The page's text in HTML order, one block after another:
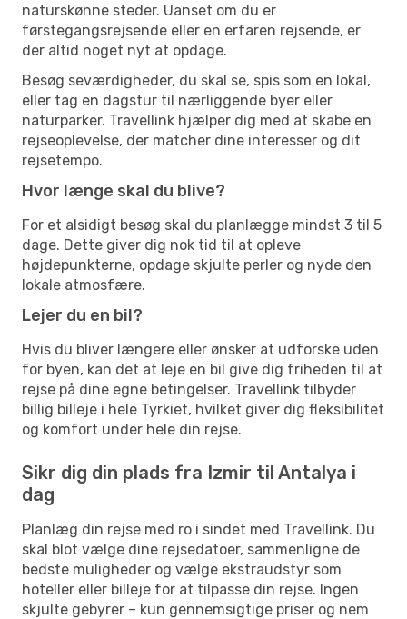
naturskønne steder. Uanset om du er
førstegangsrejsende eller en erfaren rejsende, er
der altid noget nyt at opdage.
Besøg seværdigheder, du skal se, spis som en lokal,
eller tag en dagstur til nærliggende byer eller
naturparker. Travellink hjælper dig med at skabe en
rejseoplevelse, der matcher dine interesser og dit
rejsetempo.
Hvor længe skal du blive?
For et alsidigt besøg skal du planlægge mindst 3 til 5
dage. Dette giver dig nok tid til at opleve
højdepunkterne, opdage skjulte perler og nyde den
lokale atmosfære.
Lejer du en bil?
Hvis du bliver længere eller ønsker at udforske uden
for byen, kan det at leje en bil give dig friheden til at
rejse på dine egne betingelser. Travellink tilbyder
billig billeje i hele Tyrkiet, hvilket giver dig fleksibilitet
og komfort under hele din rejse.
Sikr dig din plads fra Izmir til Antalya i
dag
Planlæg din rejse med ro i sindet med Travellink. Du
skal blot vælge dine rejsedatoer, sammenligne de
bedste muligheder og vælge ekstraudstyr som
hoteller eller billeje for at tilpasse din rejse. Ingen
skjulte gebyrer – kun gennemsigtige priser og nem